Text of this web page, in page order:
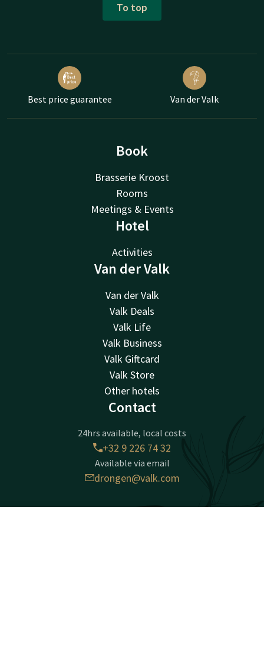
To top
Best price guarantee Van der Valk
Book
Brasserie Kroost
Rooms
Meetings & Events
Hotel
Activities
Van der Valk
Van der Valk
Valk Deals
Valk Life
Valk Business
Valk Giftcard
Valk Store
Other hotels
Contact
24hrs available, local costs
+32 9 226 74 32
Available via email
drongen@valk.com